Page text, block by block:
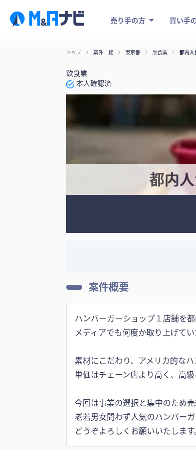
売り手の方 買い手
トップ 案件一覧 東京都 飲食業 都内人
飲食業
本人確認済
都内
案件概要
ハンバーガーショップ１店舗を
メディアでも何度か取り上げてい
素材にこだわり、アメリカ的な
単価はチェーン店より高く、高
今回は事業の選択と集中のため売
老若男女問わず人気のハンバー
どうぞよろしくお願いいたします